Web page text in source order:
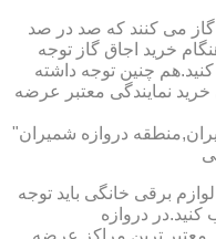
گاز می کنند که صد در صد
خرید اجاق گاز توجه
چنین توجه داشته
نمایندگی معتبر عرضه
دروازه شمیران"
برقی خانگی باید توجه
کنید.در دروازه
معتبر ترین مراکز عرضه